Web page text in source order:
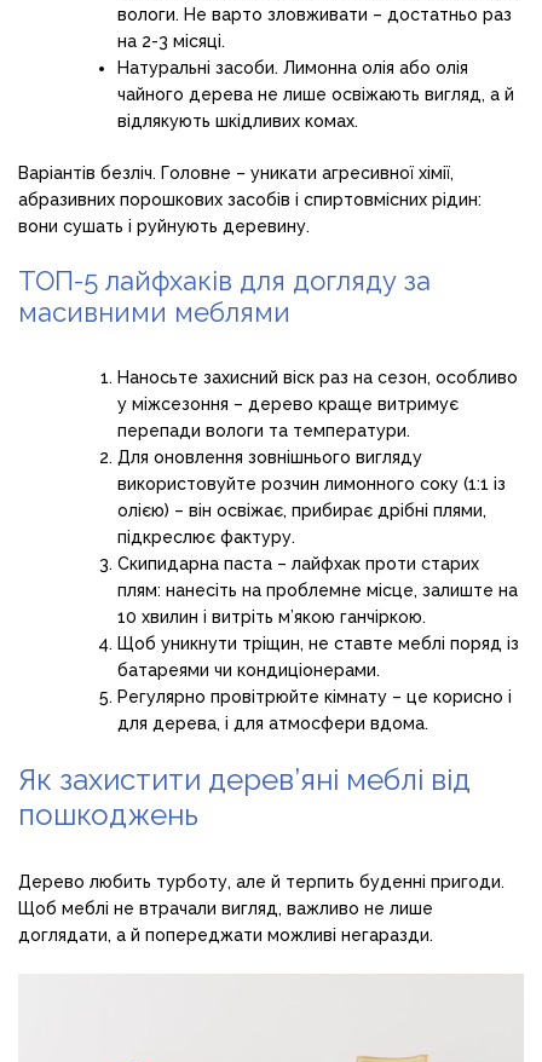
вологи. Не варто зловживати – достатньо раз
на 2-3 місяці.
Натуральні засоби. Лимонна олія або олія
чайного дерева не лише освіжають вигляд, а й
відлякують шкідливих комах.
Варіантів безліч. Головне – уникати агресивної хімії,
абразивних порошкових засобів і спиртовмісних рідин:
вони сушать і руйнують деревину.
ТОП-5 лайфхаків для догляду за
масивними меблями
Наносьте захисний віск раз на сезон, особливо
у міжсезоння – дерево краще витримує
перепади вологи та температури.
Для оновлення зовнішнього вигляду
використовуйте розчин лимонного соку (1:1 із
олією) – він освіжає, прибирає дрібні плями,
підкреслює фактуру.
Скипидарна паста – лайфхак проти старих
плям: нанесіть на проблемне місце, залиште на
10 хвилин і витріть м’якою ганчіркою.
Щоб уникнути тріщин, не ставте меблі поряд із
батареями чи кондиціонерами.
Регулярно провітрюйте кімнату – це корисно і
для дерева, і для атмосфери вдома.
Як захистити дерев’яні меблі від
пошкоджень
Дерево любить турботу, але й терпить буденні пригоди.
Щоб меблі не втрачали вигляд, важливо не лише
доглядати, а й попереджати можливі негаразди.